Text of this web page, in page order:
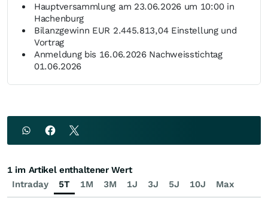
Hauptversammlung am 23.06.2026 um 10:00 in
Hachenburg
Bilanzgewinn EUR 2.445.813,04 Einstellung und
Vortrag
Anmeldung bis 16.06.2026 Nachweisstichtag
01.06.2026
Intraday 5T 1M 3M 1J 3J 5J 10J Max
1 im Artikel enthaltener Wert